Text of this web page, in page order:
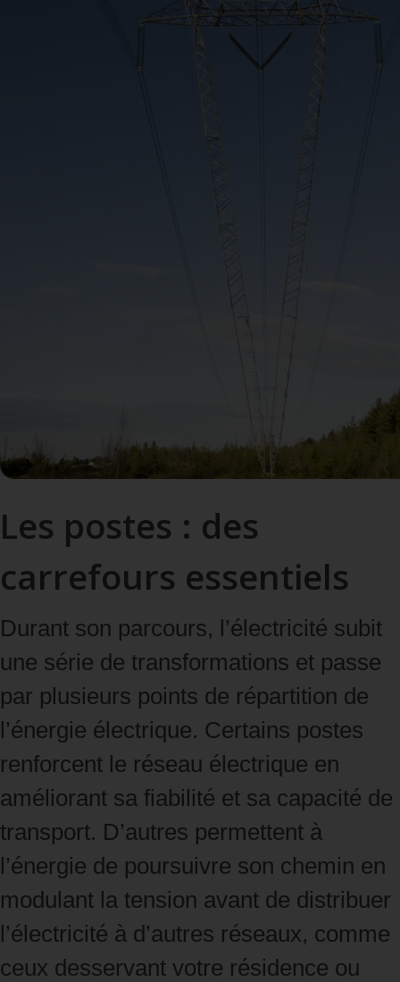
Les postes : des
carrefours essentiels
Durant son parcours, l’électricité subit
une série de transformations et passe
par plusieurs points de répartition de
l’énergie électrique. Certains postes
renforcent le réseau électrique en
améliorant sa fiabilité et sa capacité de
transport. D’autres permettent à
l’énergie de poursuivre son chemin en
modulant la tension avant de distribuer
l’électricité à d’autres réseaux, comme
ceux desservant votre résidence ou